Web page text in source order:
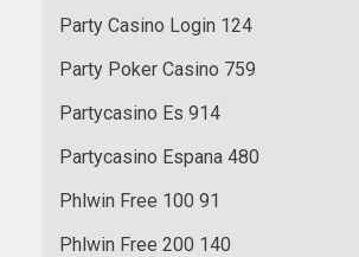
Party Casino Login 124
Party Poker Casino 759
Partycasino Es 914
Partycasino Espana 480
Phlwin Free 100 91
Phlwin Free 200 140